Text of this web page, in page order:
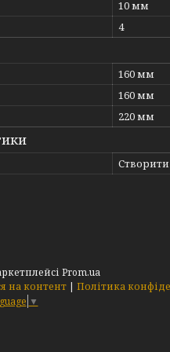
10 мм
4
160 мм
160 мм
220 мм
Створити
Prom.ua
на контент | Політика
▼